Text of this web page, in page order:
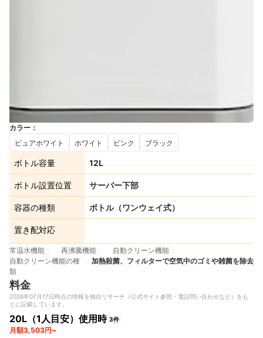
カラー ：
ピュアホワイト
ホワイト ピンク ブラック
ボトル容量 12L
ボトル設置位置 サーバー下部
容器の種類 ボトル（ワンウェイ式）
置き配対応
常温水機能 再沸騰機能
自動クリーン機能
自動クリーン機能の種
類
加熱殺菌、フィルターで空気中のゴミや雑菌を除去
料金
2026年07月17日時点の情報を独自リサーチ（公式サイト参照・電話問い合わせなど）をも
とに記載しています。
20L（1人目安）使用時 3件
月額3,503円~